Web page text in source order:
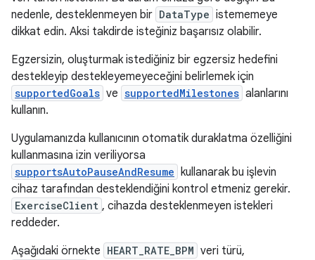
nedenle, desteklenmeyen bir DataType istememeye
dikkat edin. Aksi takdirde isteğiniz başarısız olabilir.
Egzersizin, oluşturmak istediğiniz bir egzersiz hedefini
destekleyip destekleyemeyeceğini belirlemek için
supportedGoals ve supportedMilestones alanlarını
kullanın.
Uygulamanızda kullanıcının otomatik duraklatma özelliğini
kullanmasına izin veriliyorsa
supportsAutoPauseAndResume kullanarak bu işlevin
cihaz tarafından desteklendiğini kontrol etmeniz gerekir.
ExerciseClient , cihazda desteklenmeyen istekleri
reddeder.
Aşağıdaki örnekte HEART_RATE_BPM veri türü,